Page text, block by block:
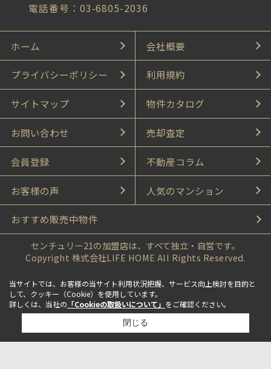
電話番号：03-6805-2036
ホーム 会社概要
プライバシーポリシー 利用規約
サイトマップ 物件カタログ
お問い合わせ 売却査定
会員登録 不動産コラム
お客様の声 人気のマンション
おすすめ販売中物件
センチュリー21の加盟店は、すべて独立・自営です。
Copyright 株式会社LIFE HOME All Rights Reserved.
当サイトでは、お客様の当サイト利用状況把握、サービス向上検討を目的と
して、クッキー（Cookie）を使用しています。
詳しくは、当社の 「Cookieの取扱いについて」 をご確認ください。
閉じる